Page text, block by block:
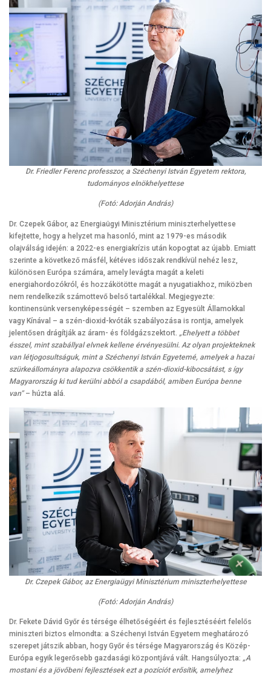
Dr. Friedler Ferenc professzor, a Széchenyi István Egyetem rektora,
tudományos elnökhelyettese
(Fotó: Adorján András)
Dr. Czepek Gábor, az Energiaügyi Minisztérium miniszterhelyettese
kifejtette, hogy a helyzet ma hasonló, mint az 1979-es második
olajválság idején: a 2022-es energiakrízis után kopogtat az újabb. Emiatt
szerinte a következő másfél, kétéves időszak rendkívül nehéz lesz,
különösen Európa számára, amely levágta magát a keleti
energiahordozókról, és hozzákötötte magát a nyugatiakhoz, miközben
nem rendelkezik számottevő belső tartalékkal. Megjegyezte:
kontinensünk versenyképességét – szemben az Egyesült Államokkal
vagy Kínával – a szén-dioxid-kvóták szabályozása is rontja, amelyek
jelentősen drágítják az áram- és földgázszektort. „Ehelyett a többet
ésszel, mint szabállyal elvnek kellene érvényesülni. Az olyan projekteknek
van létjogosultságuk, mint a Széchenyi István Egyetemé, amelyek a hazai
szürkeállományra alapozva csökkentik a szén-dioxid-kibocsátást, s így
Magyarország ki tud kerülni abból a csapdából, amiben Európa benne
van”– húzta alá.
Dr. Czepek Gábor, az Energiaügyi Minisztérium miniszterhelyettese
(Fotó: Adorján András)
Dr. Fekete Dávid Győr és térsége élhetőségéért és fejlesztéséért felelős
miniszteri biztos elmondta: a Széchenyi István Egyetem meghatározó
szerepet játszik abban, hogy Győr és térsége Magyarország és Közép-
Európa egyik legerősebb gazdasági központjává vált. Hangsúlyozta: „A
mostani és a jövőbeni fejlesztések ezt a pozíciót erősítik, amelyhez